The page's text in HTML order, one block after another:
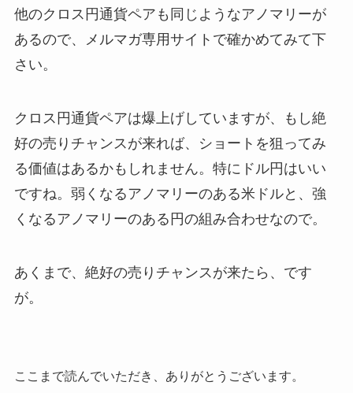
他のクロス円通貨ペアも同じようなアノマリーが
あるので、メルマガ専用サイトで確かめてみて下
さい。
クロス円通貨ペアは爆上げしていますが、もし絶
好の売りチャンスが来れば、ショートを狙ってみ
る価値はあるかもしれません。特にドル円はいい
ですね。弱くなるアノマリーのある米ドルと、強
くなるアノマリーのある円の組み合わせなので。
あくまで、絶好の売りチャンスが来たら、です
が。
ここまで読んでいただき、ありがとうございます。